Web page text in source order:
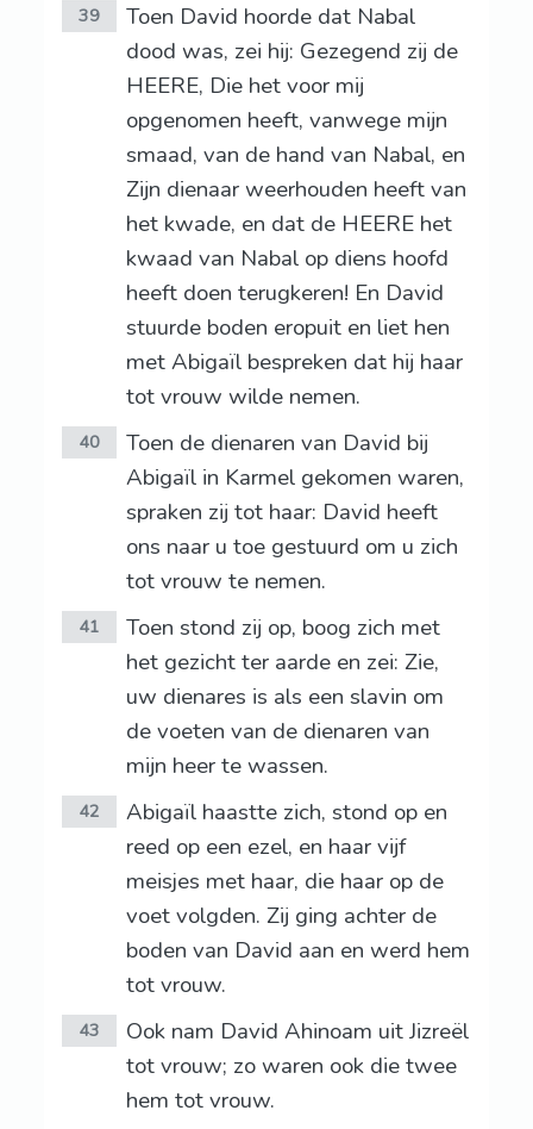
39
Toen David hoorde dat Nabal
dood was, zei hij: Gezegend zij de
HEERE, Die het voor mij
opgenomen heeft, vanwege mijn
smaad, van de hand van Nabal, en
Zijn dienaar weerhouden heeft van
het kwade, en dat de HEERE het
kwaad van Nabal op diens hoofd
heeft doen terugkeren! En David
stuurde boden eropuit en liet hen
met Abigaïl bespreken dat hij haar
tot vrouw wilde nemen.
40
Toen de dienaren van David bij
Abigaïl in Karmel gekomen waren,
spraken zij tot haar: David heeft
ons naar u toe gestuurd om u zich
tot vrouw te nemen.
41
Toen stond zij op, boog zich met
het gezicht ter aarde en zei: Zie,
uw dienares is als een slavin om
de voeten van de dienaren van
mijn heer te wassen.
42
Abigaïl haastte zich, stond op en
reed op een ezel, en haar vijf
meisjes met haar, die haar op de
voet volgden. Zij ging achter de
boden van David aan en werd hem
tot vrouw.
43
Ook nam David Ahinoam uit Jizreël
tot vrouw; zo waren ook die twee
hem tot vrouw.